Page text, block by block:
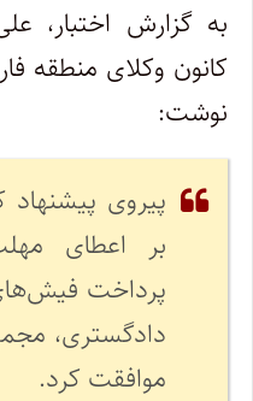
به گزارش اختبار،
کانون وکلای منطقه
نوشت:
پیروی
بر اعطای
پرداخت
دادگستری،
موافقت کرد.